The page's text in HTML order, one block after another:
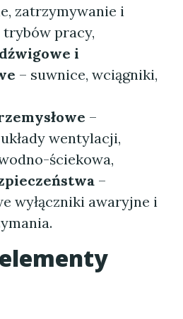
zatrzymywanie i
trybów pracy,
i
– suwnice, wciągniki,
–
wentylacji,
ściekowa,
–
wyłączniki awaryjne i